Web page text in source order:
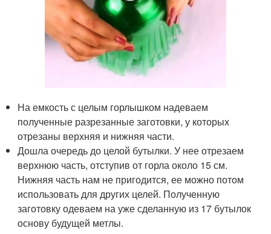
На емкость с целым горлышком надеваем
полученные разрезанные заготовки, у которых
отрезаны верхняя и нижняя части.
Дошла очередь до целой бутылки. У нее отрезаем
верхнюю часть, отступив от горла около 15 см.
Нижняя часть нам не пригодится, ее можно потом
использовать для других целей. Полученную
заготовку одеваем на уже сделанную из 17 бутылок
основу будущей метлы.